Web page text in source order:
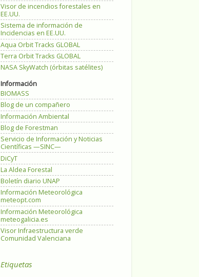
Visor de incendios forestales en
EE.UU.
Sistema de información de
Incidencias en EE.UU.
Aqua Orbit Tracks GLOBAL
Terra Orbit Tracks GLOBAL
NASA SkyWatch (órbitas satélites)
Información
BIOMASS
Blog de un compañero
Información Ambiental
Blog de Forestman
Servicio de Información y Noticias
Científicas —SINC—
DiCyT
La Aldea Forestal
Boletín diario UNAP
Información Meteorológica
meteopt.com
Información Meteorológica
meteogalicia.es
Visor Infraestructura verde
Comunidad Valenciana
Etiquetas